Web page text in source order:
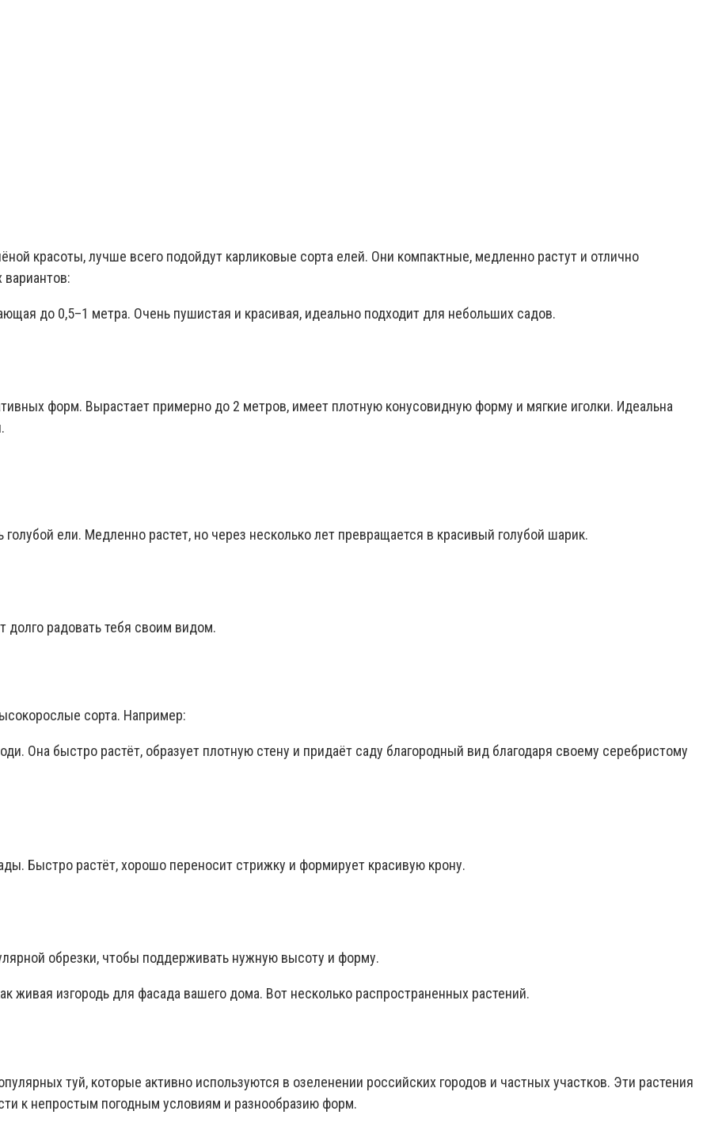
красоты, лучше всего подойдут карликовые сорта елей. Они компактные, медленно растут и отлично
до 0,5–1 метра. Очень пушистая и красивая, идеально подходит для небольших садов.
форм. Вырастает примерно до 2 метров, имеет плотную конусовидную форму и мягкие иголки. Идеальна
голубой ели. Медленно растет, но через несколько лет превращается в красивый голубой шарик.
долго радовать тебя своим видом.
сорта. Например:
Она быстро растёт, образует плотную стену и придаёт саду благородный вид благодаря своему серебристому
Быстро растёт, хорошо переносит стрижку и формирует красивую крону.
обрезки, чтобы поддерживать нужную высоту и форму.
живая изгородь для фасада вашего дома. Вот несколько распространенных растений.
туй, которые активно используются в озеленении российских городов и частных участков. Эти растения
к непростым погодным условиям и разнообразию форм.